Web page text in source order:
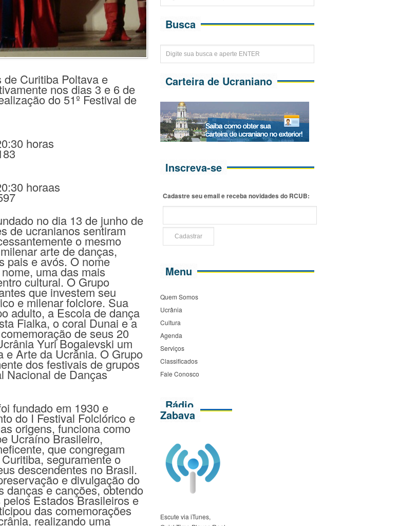
Curitiba Poltava e
nos dias 3 e 6 de
do 51º Festival de
horas
horaas
no dia 13 de junho de
de ucranianos sentiram
o mesmo
arte de danças,
pais e avós. O nome
uma das mais
cultural. O Grupo
que investem seu
e milenar folclore. Sua
adulto, a Escola de dança
Fialka, o coral Dunai e a
de seus 20
Yuri Bogaievski um
e Arte da Ucrânia. O Grupo
dos festivais de grupos
Nacional de Danças
fundado em 1930 e
do I Festival Folclórico e
origens, funciona como
Ucraíno Brasileiro,
que congregam
seguramente o
descendentes no Brasil.
e divulgação do
danças e canções, obtendo
Estados Brasileiros e
das comemorações
realizando uma
Busca
Carteira de Ucraniano
Inscreva-se
Cadastre seu email e receba novidades do RCUB:
Menu
Quem Somos
Ucrânia
Cultura
Agenda
Serviços
Classificados
Fale Conosco
Rádio
Zabava
Escute via iTunes,